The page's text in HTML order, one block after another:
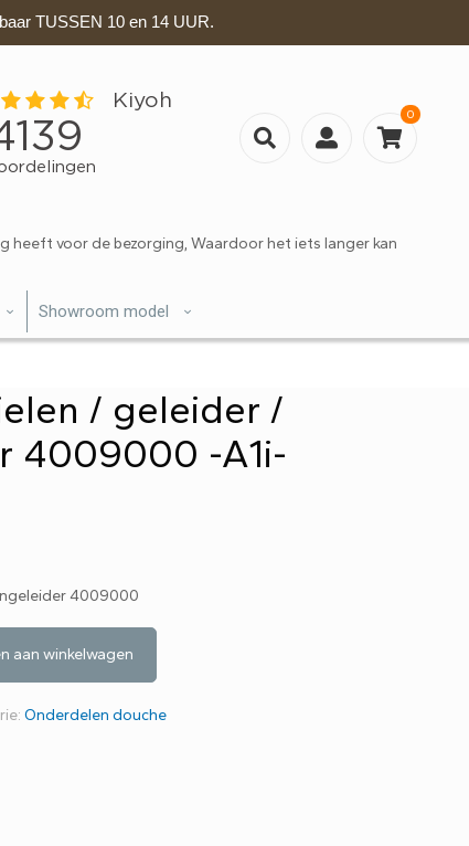
TUSSEN 10 en 14 UUR.
0
heeft voor de bezorging, Waardoor het iets langer kan
Showroom model
/ geleider /
4009000 -A1i-
4009000
aan winkelwagen
Onderdelen douche